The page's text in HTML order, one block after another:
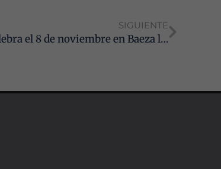
SIGUIENTE
Jaén: el Colegio de Graduados Sociales celebra el 8 de noviembre en Baeza la I Jornada Nacional Agrolaboral